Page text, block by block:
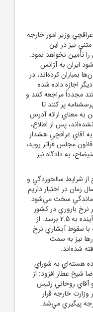
وزير امور خارجه
نيز در اين
تأمين نخواهد نمود.
ايران به آژانس
بمباران کرده‌اند، در
اجازه داده شده
مجدداً مراجعه کنند و
پر کنند تا
به معناي ارائه آدرس
پس از اطلاع،
آقاي عراقچي هشدار
مجلس فراتر رويد،
به دادگاه نيز
شرايط سالخوردگي و
زمان در اختيار داريم
سخت مي‌شود.
نرخ باروري در کشور
1.6 است که اين رقم بايد طي پنج سال آينده به 2.5 برسد. از
با سقوط آبشاري نرخ
نيز به سمت
شده‌اند.
هسته‌اي به شوراي
شيخ عطار افزود: از
آقاي روحاني رئيس
خارجه قرار
پيگيري مي‌شد.